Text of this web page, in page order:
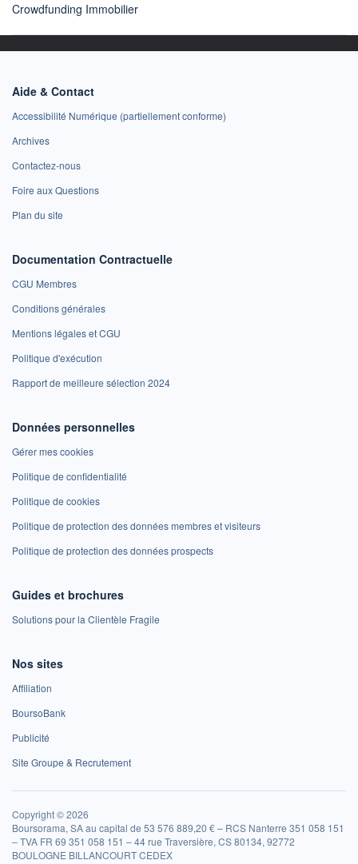
Crowdfunding Immobilier
Aide & Contact
Accessibilité Numérique (partiellement conforme)
Archives
Contactez-nous
Foire aux Questions
Plan du site
Documentation Contractuelle
CGU Membres
Conditions générales
Mentions légales et CGU
Politique d'exécution
Rapport de meilleure sélection 2024
Données personnelles
Gérer mes cookies
Politique de confidentialité
Politique de cookies
Politique de protection des données membres et visiteurs
Politique de protection des données prospects
Guides et brochures
Solutions pour la Clientèle Fragile
Nos sites
Affiliation
BoursoBank
Publicité
Site Groupe & Recrutement
Copyright © 2026
Boursorama, SA au capital de 53 576 889,20 € – RCS Nanterre 351 058 151
– TVA FR 69 351 058 151 – 44 rue Traversière, CS 80134, 92772
BOULOGNE BILLANCOURT CEDEX